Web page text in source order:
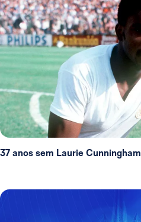
37 anos sem Laurie Cunningham